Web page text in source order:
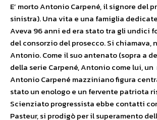
E’ morto Antonio Carpené, il signore del
sinistra). Una vita e una famiglia
Aveva 96 anni ed era stato tra gli undici
del consorzio del prosecco. Si chiamava,
Antonio. Come il suo antenato (sopra a
della serie Carpené, Antonio come lui,
Antonio Carpené mazziniano figura
stato un enologo e un fervente patriota
Scienziato progressista ebbe contatti
Pasteur, si prodigò per il superamento